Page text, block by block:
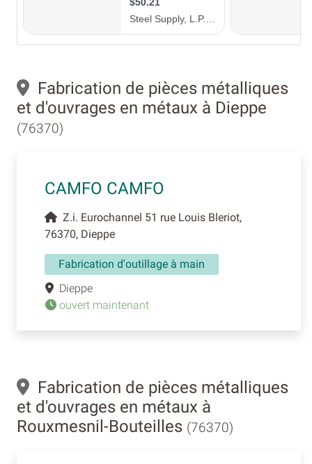
Fabrication de pièces métalliques
et d'ouvrages en métaux à Dieppe
(76370)
CAMFO CAMFO
Z.i. Eurochannel 51 rue Louis Bleriot,
76370, Dieppe
Fabrication d'outillage à main
Dieppe
ouvert maintenant
Fabrication de pièces métalliques
et d'ouvrages en métaux à
Rouxmesnil-Bouteilles (76370)